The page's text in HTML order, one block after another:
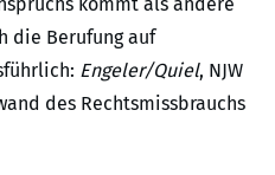
die Berufung auf
Engeler/Quiel, NJW
des Rechtsmissbrauchs